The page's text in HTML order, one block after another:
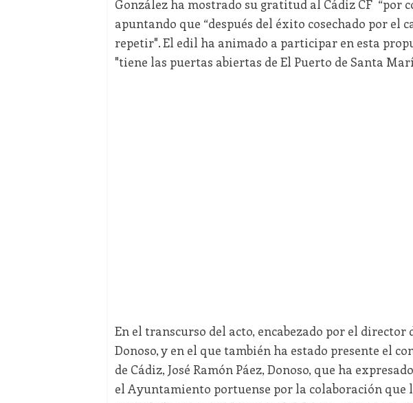
González ha mostrado su gratitud al Cádiz CF “por
apuntando que “después del éxito cosechado por el
repetir". El edil ha animado a participar en esta
"tiene las puertas abiertas de El Puerto de Santa
En el transcurso del acto, encabezado por el director
Donoso, y en el que también ha estado presente el
de Cádiz, José Ramón Páez, Donoso, que ha
el Ayuntamiento portuense por la colaboración que